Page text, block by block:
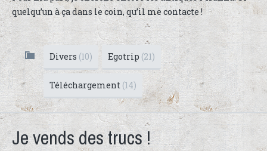
quelqu’un à ça dans le coin, qu’il me contacte !
Divers (10) Egotrip (21)
Téléchargement (14)
Je vends des trucs !